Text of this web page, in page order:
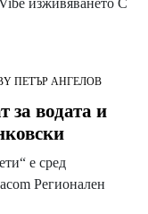
ПЕТЪР АНГЕЛОВ
за водата и
е сред
Регионален